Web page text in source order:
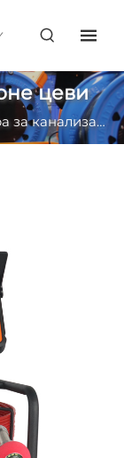
цеви
канализационе цеви